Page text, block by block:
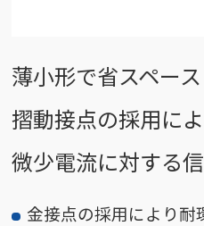
薄小形で省スペース
摺動接点の採用に
微少電流に対する
金接点の採用により耐